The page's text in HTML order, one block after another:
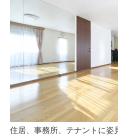
住居、事務所、テナントに姿